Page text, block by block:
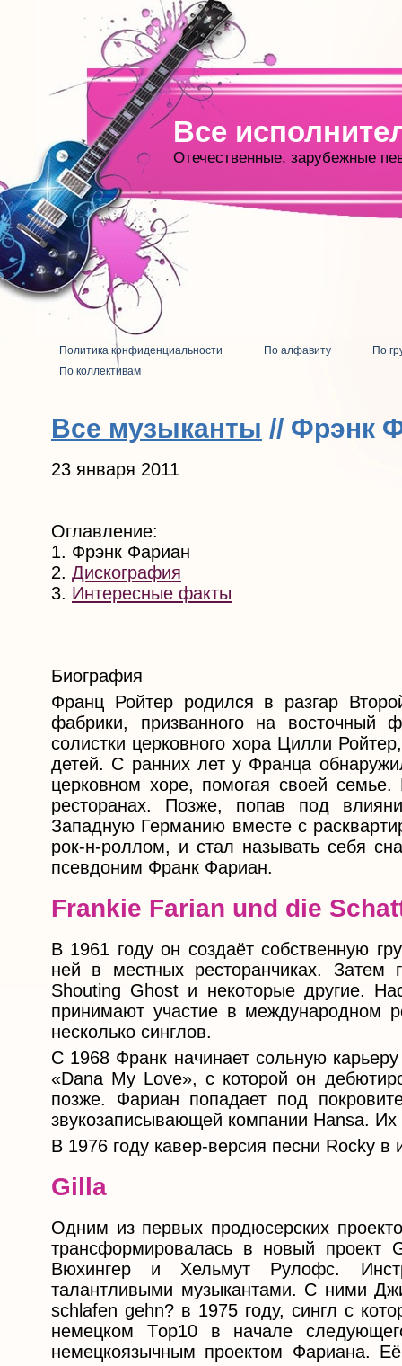
Все
Отечественные, зарубежные
Политика конфиденциальности По алфавиту
По
По коллективам
Все музыканты // Фрэнк
23 января 2011
Оглавление:
1. Фрэнк Фариан
2. Дискография
3. Интересные факты
Биография
Франц Ройтер родился в разгар
фабрики, призванного на восточный
солистки церковного хора Цилли
детей. С ранних лет у Франца
церковном хоре, помогая своей
ресторанах. Позже, попав под
Западную Германию вместе с
рок-н-роллом, и стал называть себя
псевдоним Франк Фариан.
Frankie Farian und die
В 1961 году он создаёт собственную
ней в местных ресторанчиках. Затем
Shouting Ghost и некоторые другие.
принимают участие в международном
несколько синглов.
С 1968 Франк начинает сольную
«Dana My Love», с которой он
позже. Фариан попадает под
звукозаписывающей компании Hansa.
В 1976 году кавер-версия песни Rocky
Gilla
Одним из первых продюсерских
трансформировалась в новый проект
Вюхингер и Хельмут Рулофс.
талантливыми музыкантами. С ними
schlafen gehn? в 1975 году, сингл с
немецком Тop10 в начале
немецкоязычным проектом Фариана.